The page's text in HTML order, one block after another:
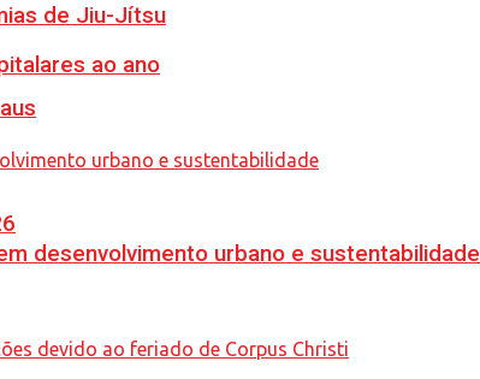
ao ano
desenvolvimento urbano e sustentabilidade
de Jiu-Jítsu